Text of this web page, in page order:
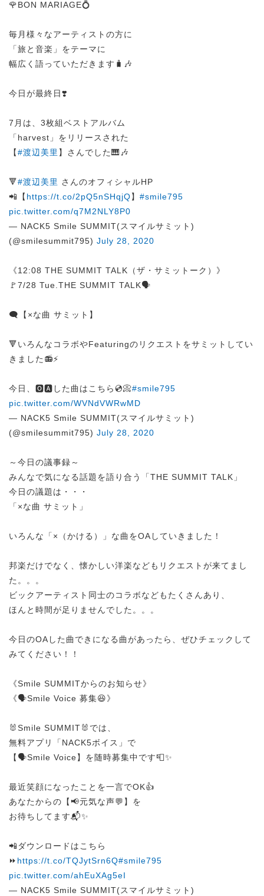
🌹BON MARIAGE💍
毎月様々なアーティストの方に
「旅と音楽」をテーマに
幅広く語っていただきます🧳🎶
今日が最終日❣️
7月は、3枚組ベストアルバム
「harvest」をリリースされた
【#渡辺美里 】さんでした🎹🎶
🔻#渡辺美里 さんのオフィシャルHP
📲【 https://t.co/2pQ5nSHqjQ】 #smile795
pic.twitter.com/q7M2NLY8P0
— NACK5 Smile SUMMIT(スマイルサミット)
(@smilesummit795) July 28, 2020
《12:08 THE SUMMIT TALK（ザ・サミットーク）》
🚩7/28 Tue.THE SUMMIT TALK🗣️
🗨️【×な曲 サミット】
🔻いろんなコラボやFeaturingのリクエストをサミットしてい
きました📻⚡️
今日、🅾️🅰️した曲はこちら💿📀#smile795
pic.twitter.com/WVNdVWRwMD
— NACK5 Smile SUMMIT(スマイルサミット)
(@smilesummit795) July 28, 2020
～今日の議事録～
みんなで気になる話題を語り合う「THE SUMMIT TALK」
今日の議題は・・・
「×な曲 サミット」
いろんな「×（かける）」な曲をOAしていきました！
邦楽だけでなく、懐かしい洋楽などもリクエストが来てまし
た。。。
ビックアーティスト同士のコラボなどもたくさんあり、
ほんと時間が足りませんでした。。。
今日のOAした曲できになる曲があったら、ぜひチェックして
みてください！！
《Smile SUMMITからのお知らせ》
《🗣️Smile Voice 募集😆》
🐰Smile SUMMIT🐰では、
無料アプリ「NACK5ボイス」で
【🗣️Smile Voice】を随時募集中です📮✨
最近笑顔になったことを一言でOK👍
あなたからの【📢元気な声💬】を
お待ちしてます📬✨
📲ダウンロードはこちら
⏩ https://t.co/TQJytSrn6Q#smile795
pic.twitter.com/ahEuXAg5eI
— NACK5 Smile SUMMIT(スマイルサミット)